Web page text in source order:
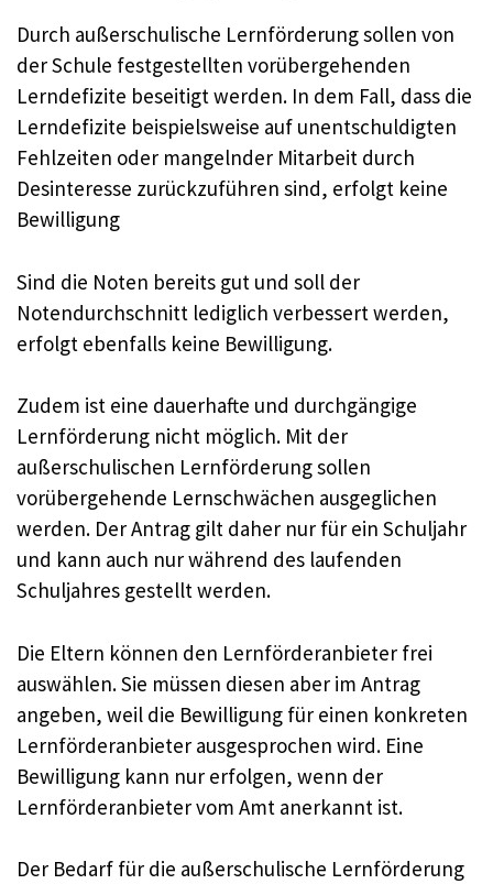
Durch außerschulische Lernförderung sollen von
der Schule festgestellten vorübergehenden
Lerndefizite beseitigt werden. In dem Fall, dass die
Lerndefizite beispielsweise auf unentschuldigten
Fehlzeiten oder mangelnder Mitarbeit durch
Desinteresse zurückzuführen sind, erfolgt keine
Bewilligung
Sind die Noten bereits gut und soll der
Notendurchschnitt lediglich verbessert werden,
erfolgt ebenfalls keine Bewilligung.
Zudem ist eine dauerhafte und durchgängige
Lernförderung nicht möglich. Mit der
außerschulischen Lernförderung sollen
vorübergehende Lernschwächen ausgeglichen
werden. Der Antrag gilt daher nur für ein Schuljahr
und kann auch nur während des laufenden
Schuljahres gestellt werden.
Die Eltern können den Lernförderanbieter frei
auswählen. Sie müssen diesen aber im Antrag
angeben, weil die Bewilligung für einen konkreten
Lernförderanbieter ausgesprochen wird. Eine
Bewilligung kann nur erfolgen, wenn der
Lernförderanbieter vom Amt anerkannt ist.
Der Bedarf für die außerschulische Lernförderung